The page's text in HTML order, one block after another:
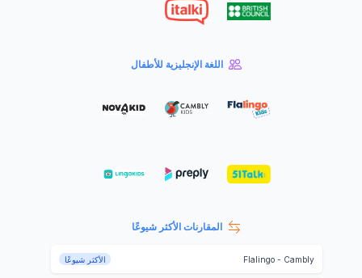
اللغة الإنجليزية للأطفال
المقارنات الأكثر شيوعًا
Flalingo- Cambly الأكثر شيوعًا